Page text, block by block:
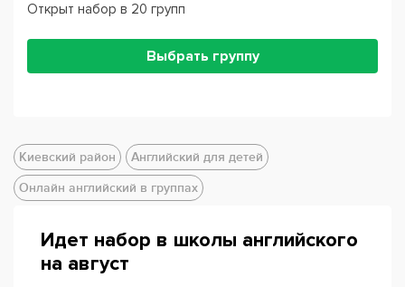
Открыт набор в 20 групп
Выбрать группу
Киевский район
Английский для детей
Онлайн английский в группах
Идет набор в школы английского
на август